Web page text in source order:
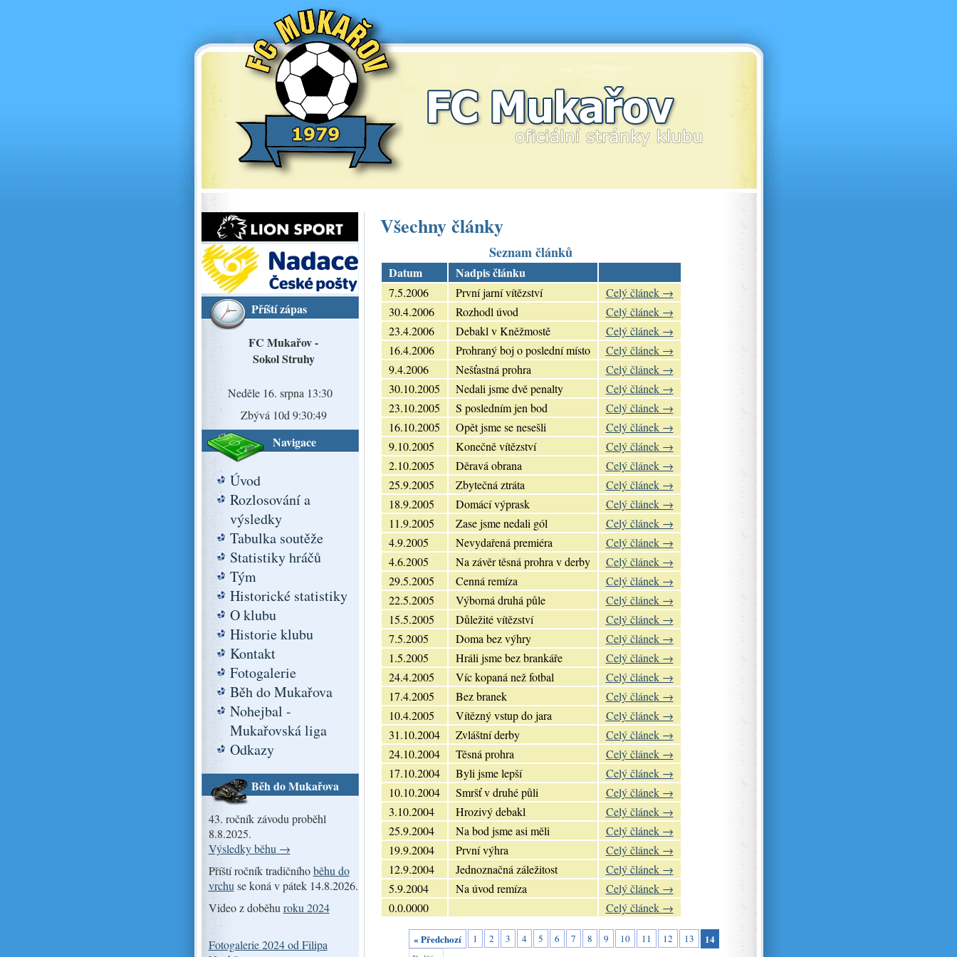
FC Mukařov
Příští zápas
FC Mukařov -
Sokol Struhy
Neděle 16. srpna 13:30
Zbývá 10d 9:30:49
Navigace
Úvod
Rozlosování a
výsledky
Tabulka soutěže
Statistiky hráčů
Tým
Historické statistiky
O klubu
Historie klubu
Kontakt
Fotogalerie
Běh do Mukařova
Nohejbal -
Mukařovská liga
Odkazy
Běh do Mukařova
43. ročník závodu proběhl
8.8.2025.
Výsledky běhu →
Příští ročník tradičníhoběhu do
vrchu se koná v pátek 14.8.2026.
Video z doběhu roku 2024
Fotogalerie 2024 od Filipa
Všechny články
Seznam článků
Datum Nadpis článku
7.5.2006 První jarní vítězství
Celý článek →
30.4.2006
Rozhodl úvod
Celý článek →
23.4.2006
Debakl v Kněžmostě
Celý článek →
16.4.2006
Prohraný boj o poslední místo
Celý článek →
9.4.2006
Nešťastná prohra
Celý článek →
30.10.2005
Nedali jsme dvě penalty
Celý článek →
23.10.2005
S posledním jen bod
Celý článek →
16.10.2005
Opět jsme se nesešli
Celý článek →
9.10.2005
Konečně vítězství
Celý článek →
2.10.2005
Děravá obrana
Celý článek →
25.9.2005
Zbytečná ztráta
Celý článek →
18.9.2005
Domácí výprask
Celý článek →
11.9.2005
Zase jsme nedali gól
Celý článek →
4.9.2005
Nevydařená premiéra
Celý článek →
4.6.2005
Na závěr těsná prohra v derby
Celý článek →
29.5.2005
Cenná remíza
Celý článek →
22.5.2005
Výborná druhá půle
Celý článek →
15.5.2005
Důležité vítězství
Celý článek →
7.5.2005
Doma bez výhry
Celý článek →
1.5.2005
Hráli jsme bez brankáře
Celý článek →
24.4.2005
Víc kopaná než fotbal
Celý článek →
17.4.2005
Bez branek
Celý článek →
10.4.2005
Vítězný vstup do jara
Celý článek →
31.10.2004
Zvláštní derby
Celý článek →
24.10.2004
Těsná prohra
Celý článek →
17.10.2004
Byli jsme lepší
Celý článek →
10.10.2004
Smršť v druhé půli
Celý článek →
3.10.2004
Hrozivý debakl
Celý článek →
25.9.2004
Na bod jsme asi měli
Celý článek →
19.9.2004
První výhra
Celý článek →
12.9.2004
Jednoznačná záležitost
Celý článek →
5.9.2004
Na úvod remíza
Celý článek →
0.0.0000
Celý článek →
« Předchozí 1 2 3 4 5 6 7 8 9 10 11 12 13
14